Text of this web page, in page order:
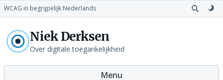
WCAG in begrijpelijk Nederlands
Open
Niek Derksen
Over digitale toegankelijkheid
Menu